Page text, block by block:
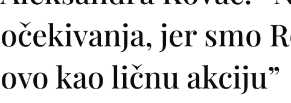
očekivanja, jer smo
ovo kao ličnu akciju”